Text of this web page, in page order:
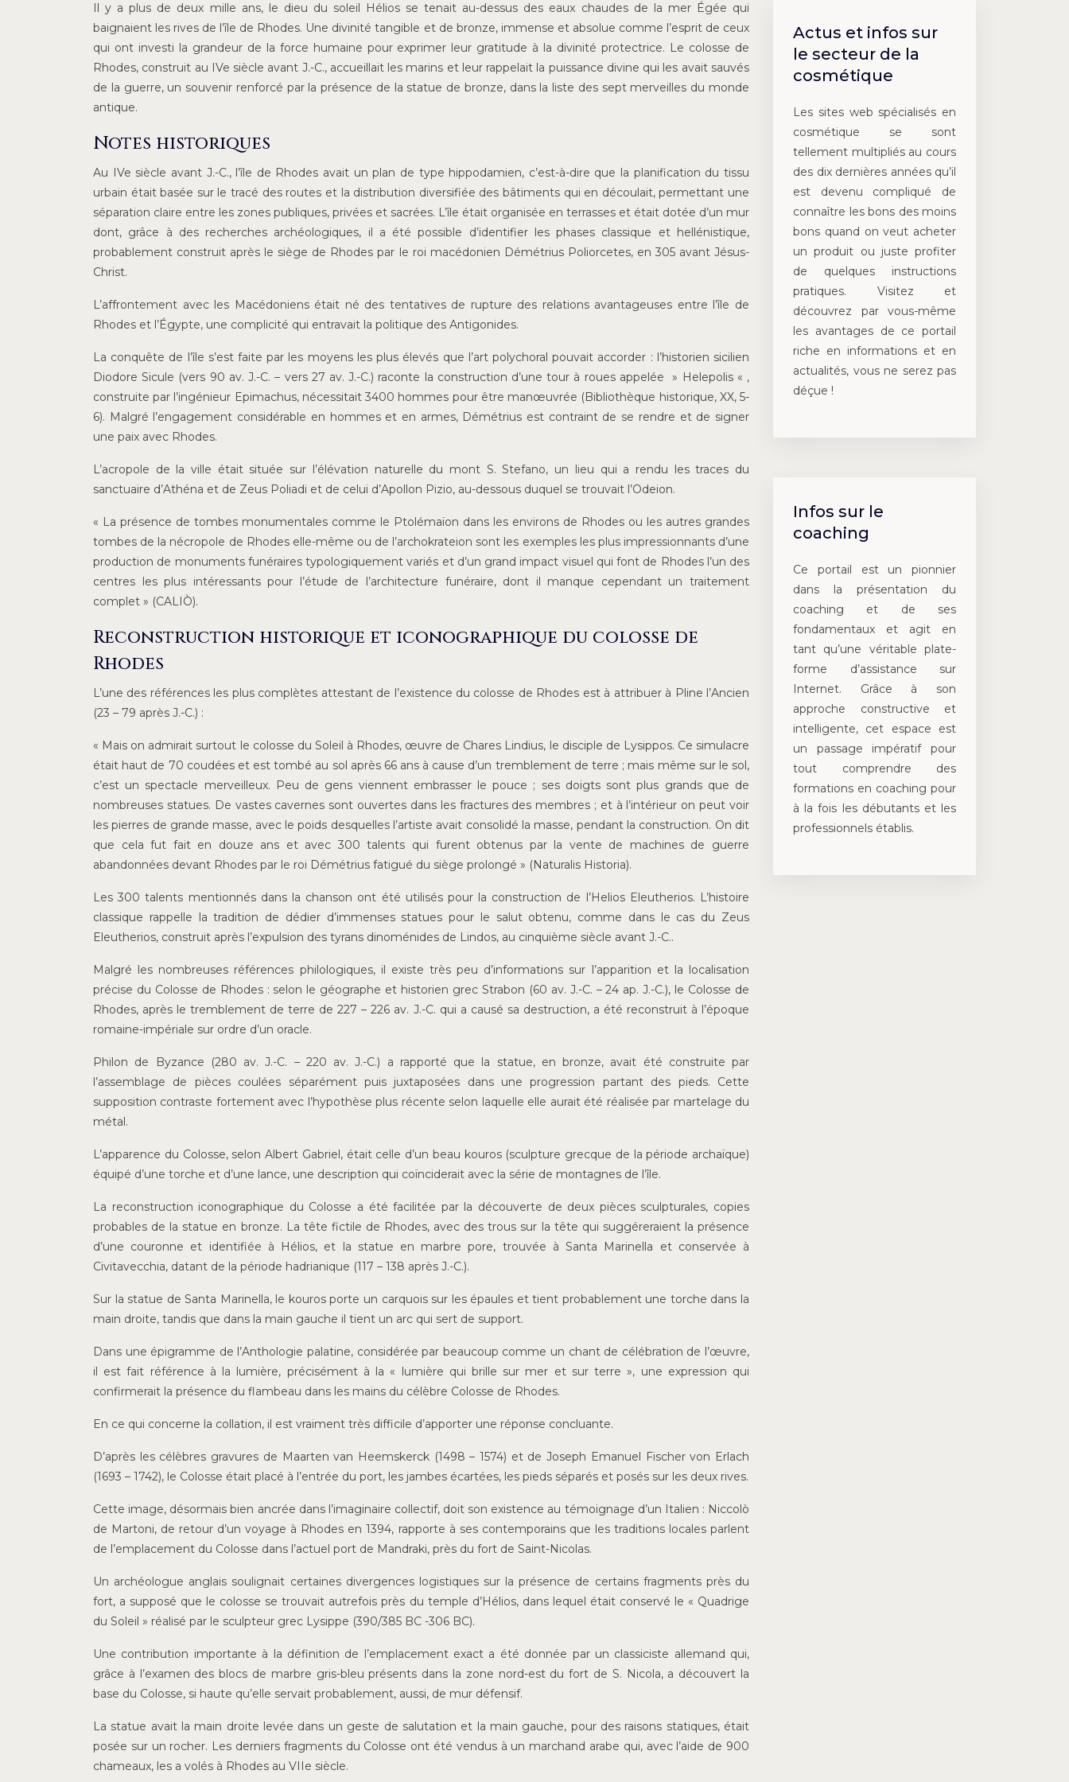
Il y a plus de deux mille ans, le dieu du soleil Hélios se tenait au-dessus des eaux chaudes de la mer Égée qui
baignaient les rives de l’île de Rhodes. Une divinité tangible et de bronze, immense et absolue comme l’esprit de ceux
qui ont investi la grandeur de la force humaine pour exprimer leur gratitude à la divinité protectrice. Le colosse de
Rhodes, construit au IVe siècle avant J.-C., accueillait les marins et leur rappelait la puissance divine qui les avait sauvés
de la guerre, un souvenir renforcé par la présence de la statue de bronze, dans la liste des sept merveilles du monde
antique.
Notes historiques
Au IVe siècle avant J.-C., l’île de Rhodes avait un plan de type hippodamien, c’est-à-dire que la planification du tissu
urbain était basée sur le tracé des routes et la distribution diversifiée des bâtiments qui en découlait, permettant une
séparation claire entre les zones publiques, privées et sacrées. L’île était organisée en terrasses et était dotée d’un mur
dont, grâce à des recherches archéologiques, il a été possible d’identifier les phases classique et hellénistique,
probablement construit après le siège de Rhodes par le roi macédonien Démétrius Poliorcetes, en 305 avant Jésus-
Christ.
L’affrontement avec les Macédoniens était né des tentatives de rupture des relations avantageuses entre l’île de
Rhodes et l’Égypte, une complicité qui entravait la politique des Antigonides.
La conquête de l’île s’est faite par les moyens les plus élevés que l’art polychoral pouvait accorder : l’historien sicilien
Diodore Sicule (vers 90 av. J.-C. – vers 27 av. J.-C.) raconte la construction d’une tour à roues appelée » Helepolis « ,
construite par l’ingénieur Epimachus, nécessitait 3400 hommes pour être manœuvrée (Bibliothèque historique, XX, 5-
6). Malgré l’engagement considérable en hommes et en armes, Démétrius est contraint de se rendre et de signer
une paix avec Rhodes.
L’acropole de la ville était située sur l’élévation naturelle du mont S. Stefano, un lieu qui a rendu les traces du
sanctuaire d’Athéna et de Zeus Poliadi et de celui d’Apollon Pizio, au-dessous duquel se trouvait l’Odeion.
« La présence de tombes monumentales comme le Ptolémaïon dans les environs de Rhodes ou les autres grandes
tombes de la nécropole de Rhodes elle-même ou de l’archokrateion sont les exemples les plus impressionnants d’une
production de monuments funéraires typologiquement variés et d’un grand impact visuel qui font de Rhodes l’un des
centres les plus intéressants pour l’étude de l’architecture funéraire, dont il manque cependant un traitement
complet » (CALIÒ).
Reconstruction historique et iconographique du colosse de
Rhodes
L’une des références les plus complètes attestant de l’existence du colosse de Rhodes est à attribuer à Pline l’Ancien
(23 – 79 après J.-C.) :
« Mais on admirait surtout le colosse du Soleil à Rhodes, œuvre de Chares Lindius, le disciple de Lysippos. Ce simulacre
était haut de 70 coudées et est tombé au sol après 66 ans à cause d’un tremblement de terre ; mais même sur le sol,
c’est un spectacle merveilleux. Peu de gens viennent embrasser le pouce ; ses doigts sont plus grands que de
nombreuses statues. De vastes cavernes sont ouvertes dans les fractures des membres ; et à l’intérieur on peut voir
les pierres de grande masse, avec le poids desquelles l’artiste avait consolidé la masse, pendant la construction. On dit
que cela fut fait en douze ans et avec 300 talents qui furent obtenus par la vente de machines de guerre
abandonnées devant Rhodes par le roi Démétrius fatigué du siège prolongé » (Naturalis Historia).
Les 300 talents mentionnés dans la chanson ont été utilisés pour la construction de l’Helios Eleutherios. L’histoire
classique rappelle la tradition de dédier d’immenses statues pour le salut obtenu, comme dans le cas du Zeus
Eleutherios, construit après l’expulsion des tyrans dinoménides de Lindos, au cinquième siècle avant J.-C..
Malgré les nombreuses références philologiques, il existe très peu d’informations sur l’apparition et la localisation
précise du Colosse de Rhodes : selon le géographe et historien grec Strabon (60 av. J.-C. – 24 ap. J.-C.), le Colosse de
Rhodes, après le tremblement de terre de 227 – 226 av. J.-C. qui a causé sa destruction, a été reconstruit à l’époque
romaine-impériale sur ordre d’un oracle.
Philon de Byzance (280 av. J.-C. – 220 av. J.-C.) a rapporté que la statue, en bronze, avait été construite par
l’assemblage de pièces coulées séparément puis juxtaposées dans une progression partant des pieds. Cette
supposition contraste fortement avec l’hypothèse plus récente selon laquelle elle aurait été réalisée par martelage du
métal.
L’apparence du Colosse, selon Albert Gabriel, était celle d’un beau kouros (sculpture grecque de la période archaïque)
équipé d’une torche et d’une lance, une description qui coïnciderait avec la série de montagnes de l’île.
La reconstruction iconographique du Colosse a été facilitée par la découverte de deux pièces sculpturales, copies
probables de la statue en bronze. La tête fictile de Rhodes, avec des trous sur la tête qui suggéreraient la présence
d’une couronne et identifiée à Hélios, et la statue en marbre pore, trouvée à Santa Marinella et conservée à
Civitavecchia, datant de la période hadrianique (117 – 138 après J.-C.).
Sur la statue de Santa Marinella, le kouros porte un carquois sur les épaules et tient probablement une torche dans la
main droite, tandis que dans la main gauche il tient un arc qui sert de support.
Dans une épigramme de l’Anthologie palatine, considérée par beaucoup comme un chant de célébration de l’œuvre,
il est fait référence à la lumière, précisément à la « lumière qui brille sur mer et sur terre », une expression qui
confirmerait la présence du flambeau dans les mains du célèbre Colosse de Rhodes.
En ce qui concerne la collation, il est vraiment très difficile d’apporter une réponse concluante.
D’après les célèbres gravures de Maarten van Heemskerck (1498 – 1574) et de Joseph Emanuel Fischer von Erlach
(1693 – 1742), le Colosse était placé à l’entrée du port, les jambes écartées, les pieds séparés et posés sur les deux rives.
Cette image, désormais bien ancrée dans l’imaginaire collectif, doit son existence au témoignage d’un Italien : Niccolò
de Martoni, de retour d’un voyage à Rhodes en 1394, rapporte à ses contemporains que les traditions locales parlent
de l’emplacement du Colosse dans l’actuel port de Mandraki, près du fort de Saint-Nicolas.
Un archéologue anglais soulignait certaines divergences logistiques sur la présence de certains fragments près du
fort, a supposé que le colosse se trouvait autrefois près du temple d’Hélios, dans lequel était conservé le « Quadrige
du Soleil » réalisé par le sculpteur grec Lysippe (390/385 BC -306 BC).
Une contribution importante à la définition de l’emplacement exact a été donnée par un classiciste allemand qui,
grâce à l’examen des blocs de marbre gris-bleu présents dans la zone nord-est du fort de S. Nicola, a découvert la
base du Colosse, si haute qu’elle servait probablement, aussi, de mur défensif.
La statue avait la main droite levée dans un geste de salutation et la main gauche, pour des raisons statiques, était
posée sur un rocher. Les derniers fragments du Colosse ont été vendus à un marchand arabe qui, avec l’aide de 900
chameaux, les a volés à Rhodes au VIIe siècle.
Actus et infos sur
le secteur de la
cosmétique
Les sites web spécialisés en
cosmétique se sont
tellement multipliés au cours
des dix dernières années qu’il
est devenu compliqué de
connaître les bons des moins
bons quand on veut acheter
un produit ou juste profiter
de quelques instructions
pratiques. Visitez et
découvrez par vous-même
les avantages de ce portail
riche en informations et en
actualités, vous ne serez pas
déçue !
Infos sur le
coaching
Ce portail est un pionnier
dans la présentation du
coaching et de ses
fondamentaux et agit en
tant qu’une véritable plate-
forme d’assistance sur
Internet. Grâce à son
approche constructive et
intelligente, cet espace est
un passage impératif pour
tout comprendre des
formations en coaching pour
à la fois les débutants et les
professionnels établis.